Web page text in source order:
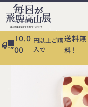
10,0
00
円以上ご購
入で
送料無
料！